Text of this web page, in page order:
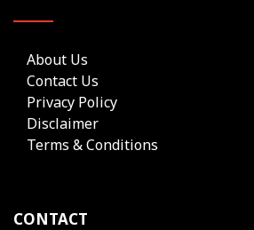
About Us
Contact Us
Privacy Policy
Disclaimer
Terms & Conditions
CONTACT